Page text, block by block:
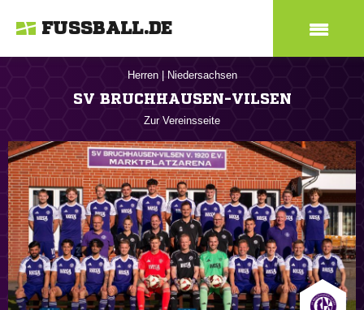
FUSSBALL.DE
Herren Niedersachsen
SV BRUCHHAUSEN-VILSEN
Zur Vereinsseite